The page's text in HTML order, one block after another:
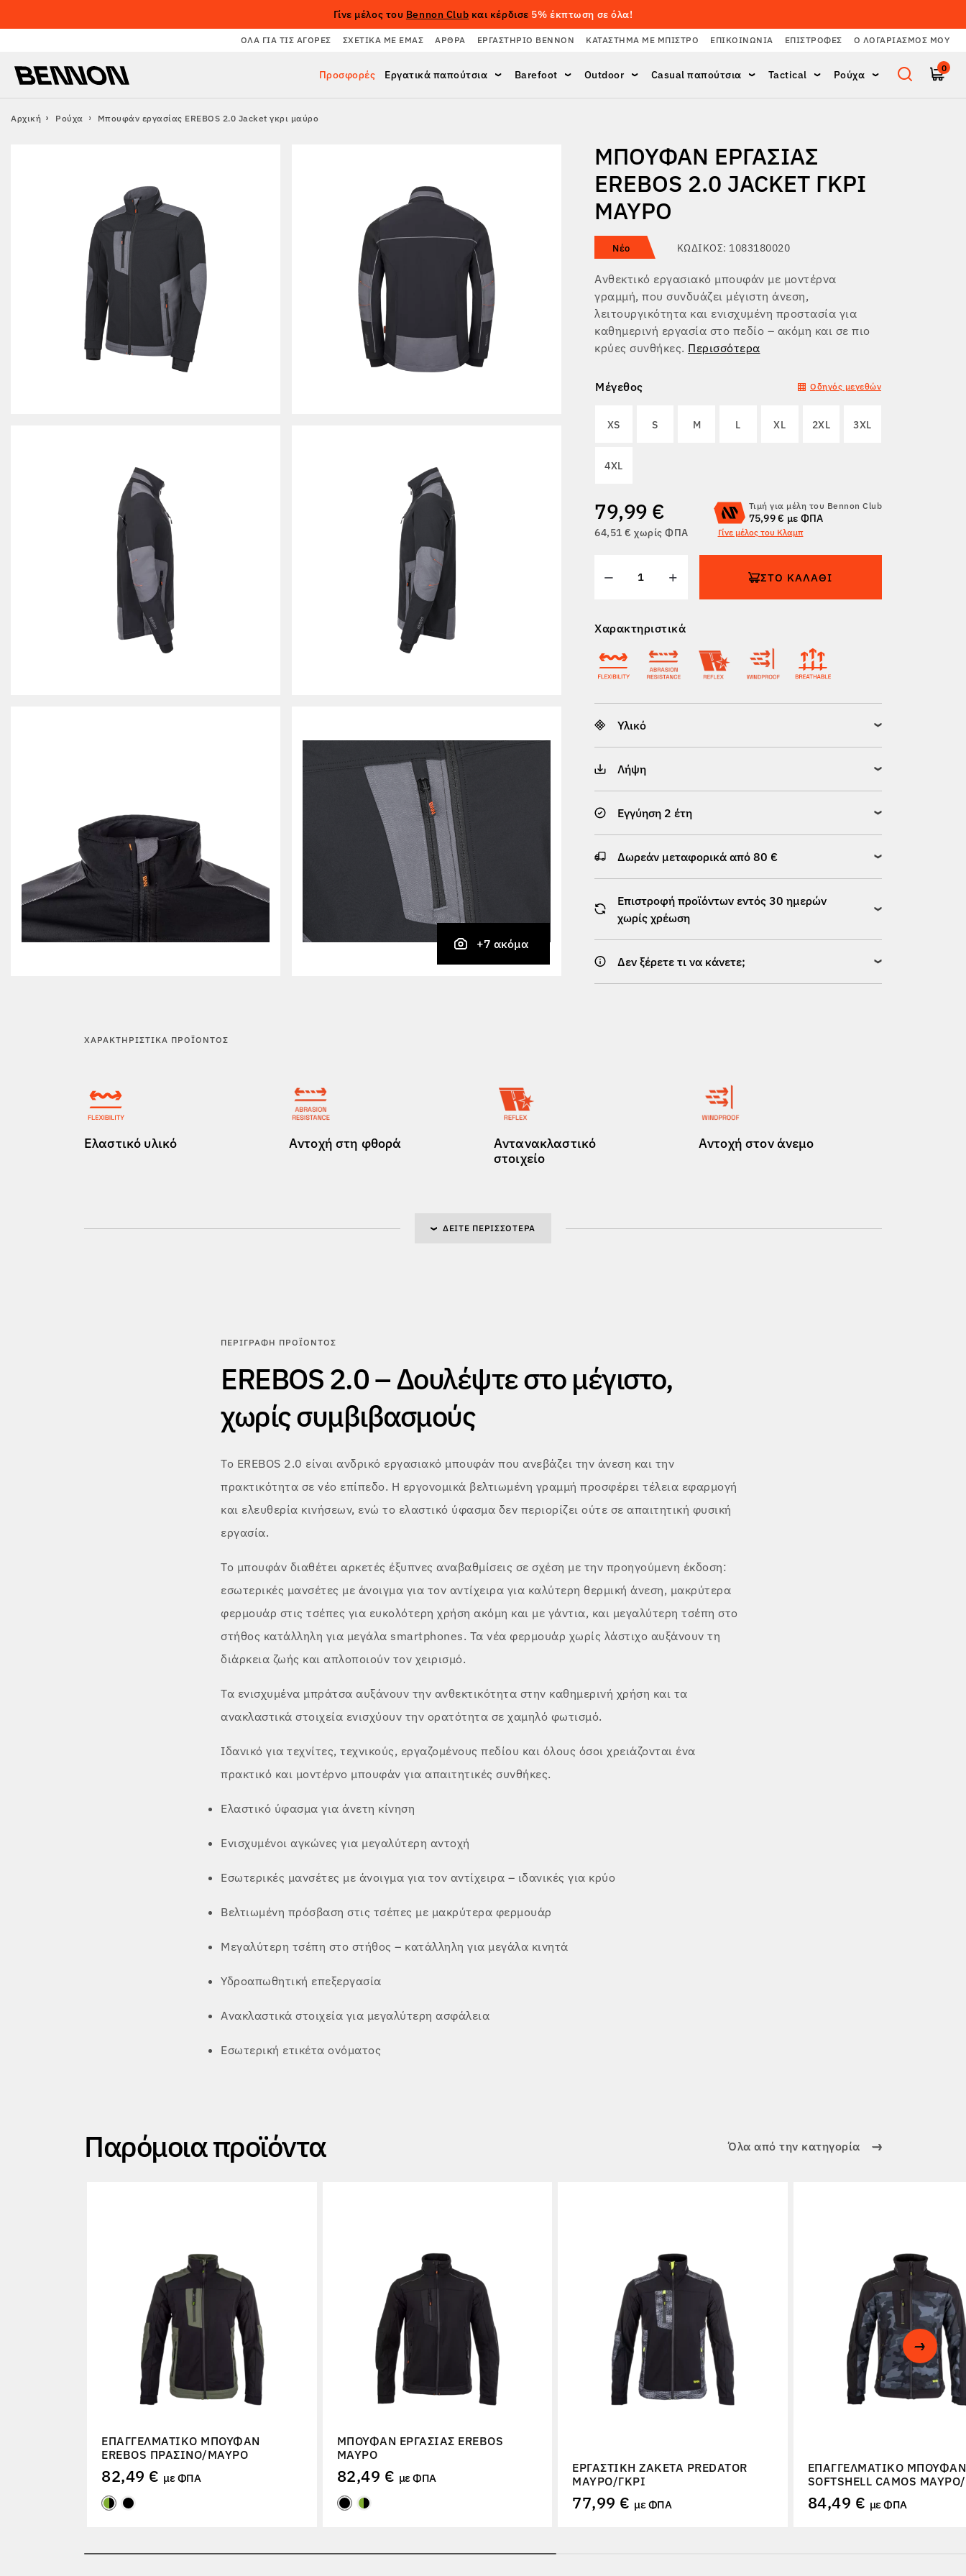
Γίνε μέλος του Bennon Club και κέρδισε 5% έκπτωση σε όλα!
ΌΛΑ ΓΙΑ ΤΙΣ ΑΓΟΡΈΣ ΣΧΕΤΙΚΆ ΜΕ ΕΜΆΣ ΆΡΘΡΑ ΕΡΓΑΣΤΉΡΙΟ BENNON ΚΑΤΆΣΤΗΜΑ ΜΕ ΜΠΙΣΤΡΌ ΕΠΙΚΟΙΝΩΝΊΑ ΕΠΙΣΤΡΟΦΈΣ Ο ΛΟΓΑΡΙΑΣΜΌΣ ΜΟΥ
Προσφορές Εργατικά παπούτσια Barefoot Outdoor Casual παπούτσια Tactical Ρούχα
0
Αρχική Ρούχα Μπουφάν εργασίας EREBOS 2.0 Jacket γκρι μαύρο
+7 ακόμα
ΜΠΟΥΦΆΝ ΕΡΓΑΣΊΑΣ
EREBOS 2.0 JACKET ΓΚΡΙ
ΜΑΎΡΟ
Νέο ΚΩΔΙΚΌΣ: 1083180020
Μέγεθος Οδηγός μεγεθών
XS S M L XL 2XL 3XL
4XL
79,99 €
64,51 € χωρίς ΦΠΑ
Τιμή για μέλη του Bennon Club
75,99 € με ΦΠΑ
Γίνε μέλος του Κλαμπ
ΣΤΟ ΚΑΛΆΘΙ
Χαρακτηριστικά
Ανθεκτικό εργασιακό μπουφάν με μοντέρνα
γραμμή, που συνδυάζει μέγιστη άνεση,
λειτουργικότητα και ενισχυμένη προστασία για
καθημερινή εργασία στο πεδίο – ακόμη και σε πιο
κρύες συνθήκες. Περισσότερα
Υλικό
Λήψη
Εγγύηση 2 έτη
Δωρεάν μεταφορικά από 80 €
Επιστροφή προϊόντων εντός 30 ημερών
χωρίς χρέωση
Δεν ξέρετε τι να κάνετε;
ΧΑΡΑΚΤΗΡΙΣΤΙΚΆ ΠΡΟΪΌΝΤΟΣ
Ελαστικό υλικό Αντοχή στη φθορά
Αντανακλαστικό
στοιχείο
Αντοχή στον άνεμο
ΔΕΊΤΕ ΠΕΡΙΣΣΌΤΕΡΑ
ΠΕΡΙΓΡΑΦΉ ΠΡΟΪΌΝΤΟΣ
EREBOS 2.0 – Δουλέψτε στο μέγιστο,
χωρίς συμβιβασμούς
Το EREBOS 2.0 είναι ανδρικό εργασιακό μπουφάν που ανεβάζει την άνεση και την
πρακτικότητα σε νέο επίπεδο. Η εργονομικά βελτιωμένη γραμμή προσφέρει τέλεια εφαρμογή
και ελευθερία κινήσεων, ενώ το ελαστικό ύφασμα δεν περιορίζει ούτε σε απαιτητική φυσική
εργασία.
Το μπουφάν διαθέτει αρκετές έξυπνες αναβαθμίσεις σε σχέση με την προηγούμενη έκδοση:
εσωτερικές μανσέτες με άνοιγμα για τον αντίχειρα για καλύτερη θερμική άνεση, μακρύτερα
φερμουάρ στις τσέπες για ευκολότερη χρήση ακόμη και με γάντια, και μεγαλύτερη τσέπη στο
στήθος κατάλληλη για μεγάλα smartphones. Τα νέα φερμουάρ χωρίς λάστιχο αυξάνουν τη
διάρκεια ζωής και απλοποιούν τον χειρισμό.
Τα ενισχυμένα μπράτσα αυξάνουν την ανθεκτικότητα στην καθημερινή χρήση και τα
ανακλαστικά στοιχεία ενισχύουν την ορατότητα σε χαμηλό φωτισμό.
Ιδανικό για τεχνίτες, τεχνικούς, εργαζομένους πεδίου και όλους όσοι χρειάζονται ένα
πρακτικό και μοντέρνο μπουφάν για απαιτητικές συνθήκες.
Ελαστικό ύφασμα για άνετη κίνηση
Ενισχυμένοι αγκώνες για μεγαλύτερη αντοχή
Εσωτερικές μανσέτες με άνοιγμα για τον αντίχειρα – ιδανικές για κρύο
Βελτιωμένη πρόσβαση στις τσέπες με μακρύτερα φερμουάρ
Μεγαλύτερη τσέπη στο στήθος – κατάλληλη για μεγάλα κινητά
Υδροαπωθητική επεξεργασία
Ανακλαστικά στοιχεία για μεγαλύτερη ασφάλεια
Εσωτερική ετικέτα ονόματος
Παρόμοια προϊόντα Όλα από την κατηγορία
ΕΠΑΓΓΕΛΜΑΤΙΚΌ ΜΠΟΥΦΆΝ
EREBOS ΠΡΆΣΙΝΟ/ΜΑΎΡΟ
82,49 € με ΦΠΑ
ΜΠΟΥΦΆΝ ΕΡΓΑΣΊΑΣ EREBOS
ΜΑΎΡΟ
82,49 € με ΦΠΑ
ΕΡΓΑΣΤΙΚΉ ΖΑΚΈΤΑ PREDATOR
ΜΑΎΡΟ/ΓΚΡΙ
77,99 € με ΦΠΑ
ΕΠΑΓΓΕΛΜΑΤΙΚΌ ΜΠΟΥΦΆΝ
SOFTSHELL CAMOS
84,49 € με ΦΠΑ